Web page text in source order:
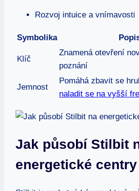
Rozvoj intuice a vnímavosti
Symbolika
Klíč
Znamená otevření
poznání
Jemnost
Pomáhá zbavit se
naladit se na vyšší
Jak působí Stilbit
energetické